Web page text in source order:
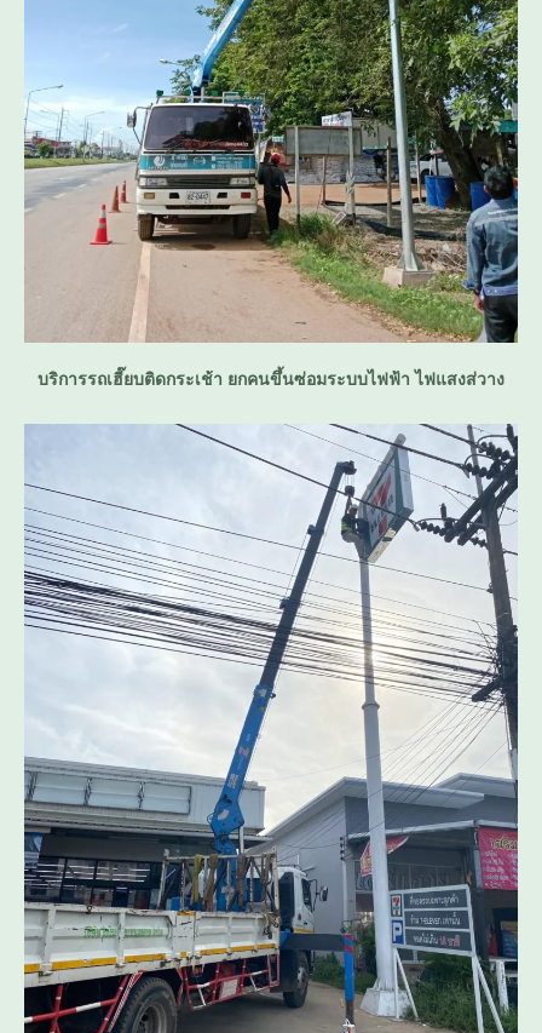
บริการรถเฮี๊ยบติดกระเช้า ยกคนขึ้นซ่อมระบบไฟฟ้า ไฟแสงส่วาง